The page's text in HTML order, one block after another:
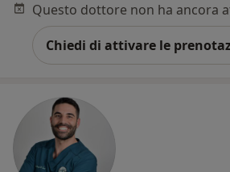
Chiedi di attivare le